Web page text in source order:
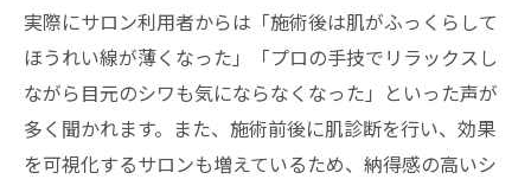
実際にサロン利用者からは「施術後は肌がふっくらして
ほうれい線が薄くなった」「プロの手技でリラックスし
ながら目元のシワも気にならなくなった」といった声が
多く聞かれます。また、施術前後に肌診断を行い、効果
を可視化するサロンも増えているため、納得感の高いシ